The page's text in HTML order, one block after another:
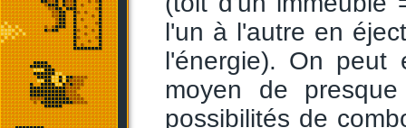
l'un à l'autre en
l'énergie). On peut
moyen de
possibilités de